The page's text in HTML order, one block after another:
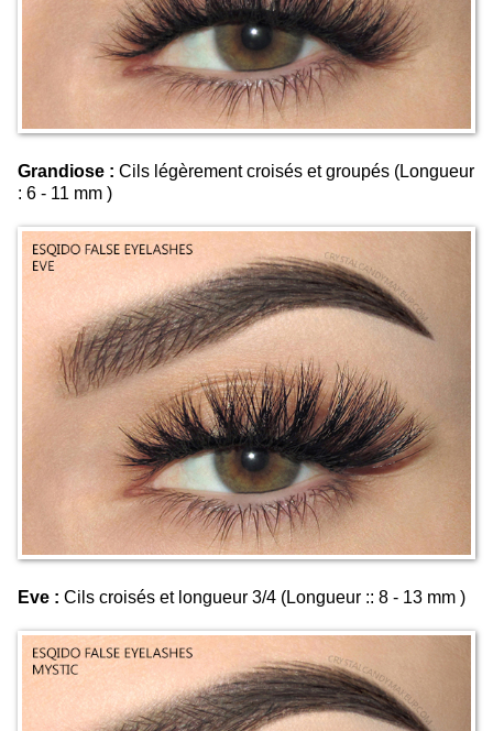
Grandiose : Cils légèrement croisés et groupés (Longueur
: 6 - 11 mm )
Eve : Cils croisés et longueur 3/4 (Longueur :: 8 - 13 mm )